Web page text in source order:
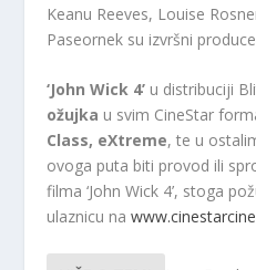
Keanu Reeves, Louise
Paseornek su izvršni
‘John Wick 4’ u distribuciji
ožujka u svim CineStar
Class, eXtreme, te u
ovoga puta biti provod ili
filma ‘John Wick 4’, stoga
ulaznicu na